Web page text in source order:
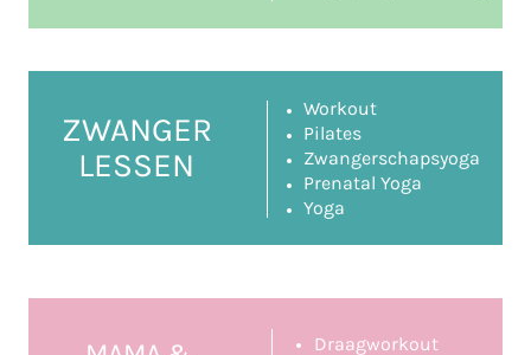
ZWANGER
LESSEN
Workout
Pilates
Zwangerschapsyoga
Prenatal Yoga
Yoga
Draagworkout